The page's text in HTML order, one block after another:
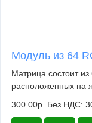
Модуль из 64
Матрица состоит
расположенных на
300.00р. Без НДС: